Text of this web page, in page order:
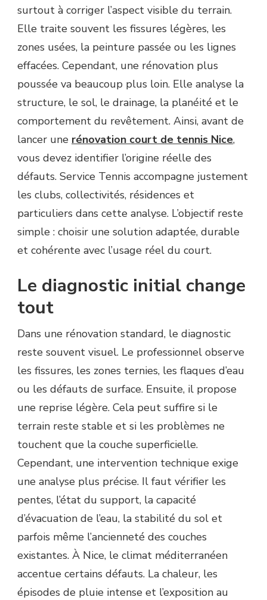
RÉNOVATION
TECHNIQUE
?
surtout à corriger l’aspect visible du terrain.
Elle traite souvent les fissures légères, les
zones usées, la peinture passée ou les lignes
effacées. Cependant, une rénovation plus
poussée va beaucoup plus loin. Elle analyse la
structure, le sol, le drainage, la planéité et le
comportement du revêtement. Ainsi, avant de
lancer une rénovation court de tennis Nice,
vous devez identifier l’origine réelle des
défauts. Service Tennis accompagne justement
les clubs, collectivités, résidences et
particuliers dans cette analyse. L’objectif reste
simple : choisir une solution adaptée, durable
et cohérente avec l’usage réel du court.
Le diagnostic initial change
tout
Dans une rénovation standard, le diagnostic
reste souvent visuel. Le professionnel observe
les fissures, les zones ternies, les flaques d’eau
ou les défauts de surface. Ensuite, il propose
une reprise légère. Cela peut suffire si le
terrain reste stable et si les problèmes ne
touchent que la couche superficielle.
Cependant, une intervention technique exige
une analyse plus précise. Il faut vérifier les
pentes, l’état du support, la capacité
d’évacuation de l’eau, la stabilité du sol et
parfois même l’ancienneté des couches
existantes. À Nice, le climat méditerranéen
accentue certains défauts. La chaleur, les
épisodes de pluie intense et l’exposition au